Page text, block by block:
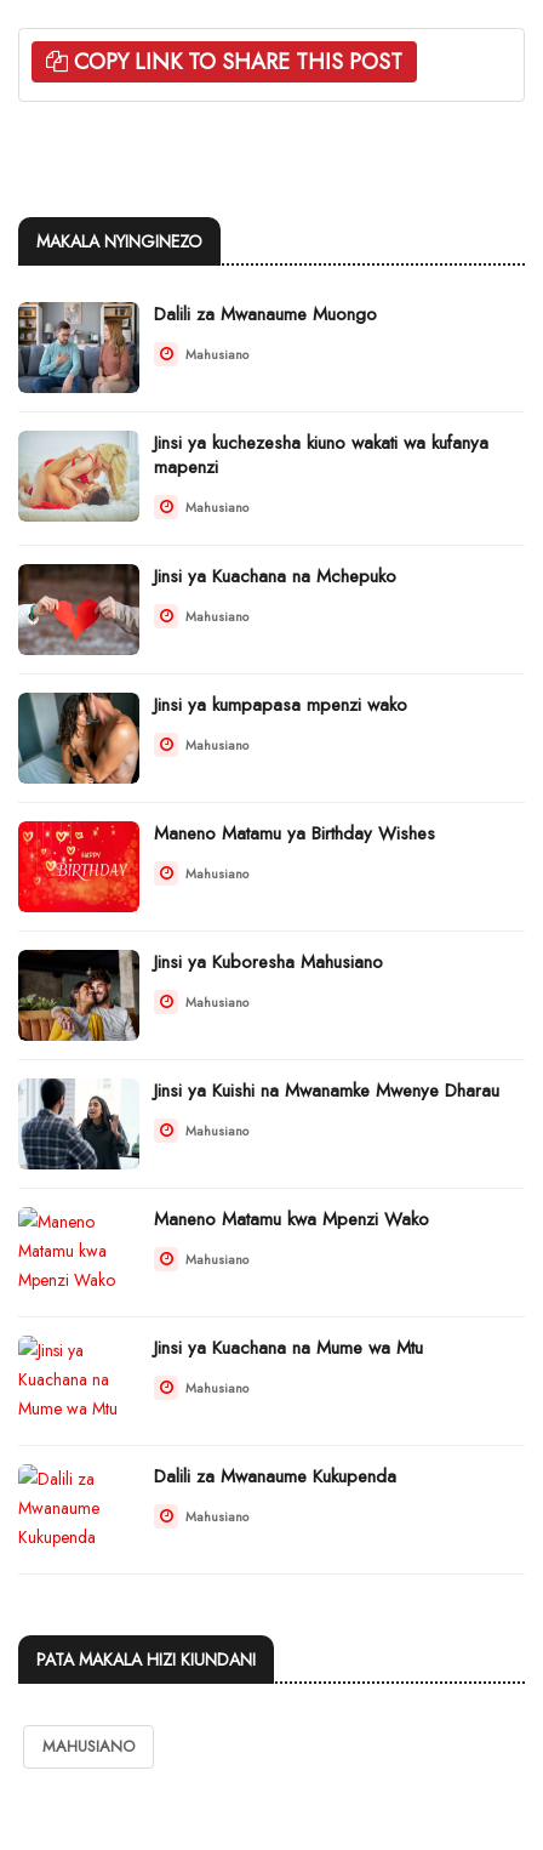
COPY LINK TO SHARE THIS POST
MAKALA NYINGINEZO
Dalili za Mwanaume Muongo
Mahusiano
Jinsi ya kuchezesha kiuno wakati wa kufanya
mapenzi
Mahusiano
Jinsi ya Kuachana na Mchepuko
Mahusiano
Jinsi ya kumpapasa mpenzi wako
Mahusiano
Maneno Matamu ya Birthday Wishes
Mahusiano
Jinsi ya Kuboresha Mahusiano
Mahusiano
Jinsi ya Kuishi na Mwanamke Mwenye Dharau
Mahusiano
Maneno Matamu kwa Mpenzi Wako
Mahusiano
Jinsi ya Kuachana na Mume wa Mtu
Mahusiano
Dalili za Mwanaume Kukupenda
Mahusiano
PATA MAKALA HIZI KIUNDANI
MAHUSIANO